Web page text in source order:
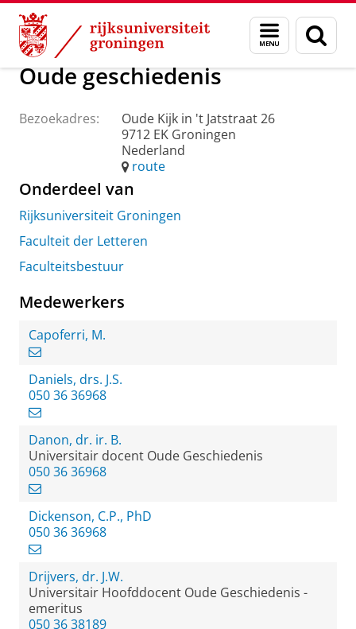
Skip
Content
Skip
Navigation
Menu
en
zoeken
Over ons Praktische zaken Waar vindt u ons
Oude geschiedenis
Bezoekadres:
Oude Kijk in 't Jatstraat 26
9712 EK Groningen
Nederland
route
Onderdeel van
Rijksuniversiteit Groningen
Faculteit der Letteren
Faculteitsbestuur
Medewerkers
Capoferri, M.
Daniels, drs. J.S.
050 36 36968
Danon, dr. ir. B.
Universitair docent Oude Geschiedenis
050 36 36968
Dickenson, C.P., PhD
050 36 36968
Drijvers, dr. J.W.
Universitair Hoofddocent Oude Geschiedenis -
emeritus
050 36 38189